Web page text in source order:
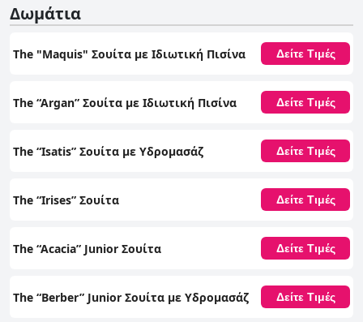
Δωμάτια
The "Maquis" Σουίτα με Ιδιωτική Πισίνα Δείτε Τιμές
The “Argan” Σουίτα με Ιδιωτική Πισίνα Δείτε Τιμές
The “Isatis” Σουίτα με Υδρομασάζ Δείτε Τιμές
The “Irises” Σουίτα Δείτε Τιμές
The “Acacia” Junior Σουίτα Δείτε Τιμές
The “Berber” Junior Σουίτα με Υδρομασάζ Δείτε Τιμές